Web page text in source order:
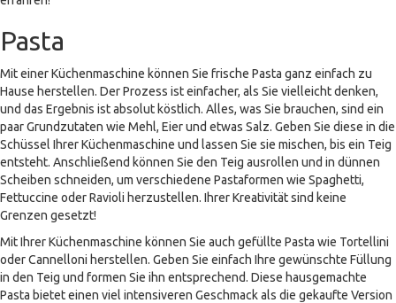
Pasta
Mit einer Küchenmaschine können Sie frische Pasta ganz einfach zu
Hause herstellen. Der Prozess ist einfacher, als Sie vielleicht denken,
und das Ergebnis ist absolut köstlich. Alles, was Sie brauchen, sind ein
paar Grundzutaten wie Mehl, Eier und etwas Salz. Geben Sie diese in die
Schüssel Ihrer Küchenmaschine und lassen Sie sie mischen, bis ein Teig
entsteht. Anschließend können Sie den Teig ausrollen und in dünnen
Scheiben schneiden, um verschiedene Pastaformen wie Spaghetti,
Fettuccine oder Ravioli herzustellen. Ihrer Kreativität sind keine
Grenzen gesetzt!
Mit Ihrer Küchenmaschine können Sie auch gefüllte Pasta wie Tortellini
oder Cannelloni herstellen. Geben Sie einfach Ihre gewünschte Füllung
in den Teig und formen Sie ihn entsprechend. Diese hausgemachte
Pasta bietet einen viel intensiveren Geschmack als die gekaufte Version